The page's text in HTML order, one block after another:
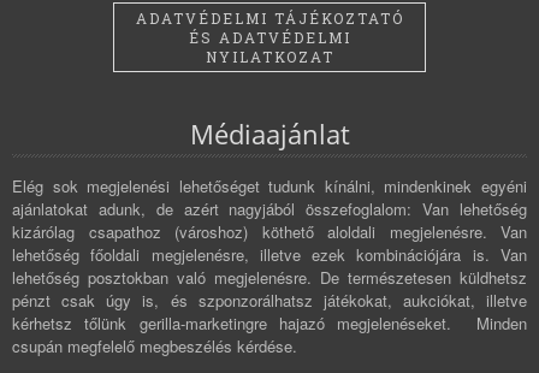
ADATVÉDELMI TÁJÉKOZTATÓ
ÉS ADATVÉDELMI
NYILATKOZAT
Médiaajánlat
Elég sok megjelenési lehetőséget tudunk kínálni, mindenkinek egyéni
ajánlatokat adunk, de azért nagyjából összefoglalom: Van lehetőség
kizárólag csapathoz (városhoz) köthető aloldali megjelenésre. Van
lehetőség főoldali megjelenésre, illetve ezek kombinációjára is. Van
lehetőség posztokban való megjelenésre. De természetesen küldhetsz
pénzt csak úgy is, és szponzorálhatsz játékokat, aukciókat, illetve
kérhetsz tőlünk gerilla-marketingre hajazó megjelenéseket. Minden
csupán megfelelő megbeszélés kérdése.